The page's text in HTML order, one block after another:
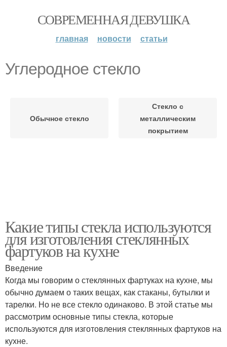
СОВРЕМЕННАЯ ДЕВУШКА
главная новости статьи
Углеродное стекло
Обычное стекло
Стекло с
металлическим
покрытием
Какие типы стекла используются
для изготовления стеклянных
фартуков на кухне
Введение
Когда мы говорим о стеклянных фартуках на кухне, мы
обычно думаем о таких вещах, как стаканы, бутылки и
тарелки. Но не все стекло одинаково. В этой статье мы
рассмотрим основные типы стекла, которые
используются для изготовления стеклянных фартуков на
кухне.